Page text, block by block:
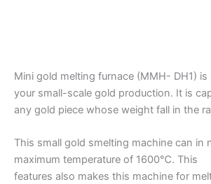
Mini gold melting furnace (MMH- DH1)
your small-scale gold production. It is
any gold piece whose weight fall in the
This small gold smelting machine can in
maximum temperature of 1600℃. This
features also makes this machine for